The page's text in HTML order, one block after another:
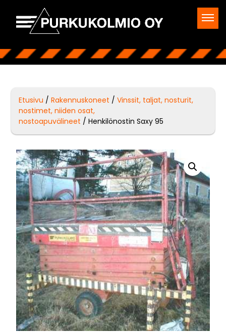
Etusivu /Rakennuskoneet /Vinssit, taljat, nosturit,
nostimet, niiden osat,
nostoapuvälineet / Henkilönostin Saxy 95